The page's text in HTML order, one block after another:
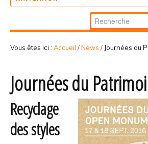
Chercher par
Recherche
avancée…
Vous êtes ici : Accueil /News / Journées du
Journées du
Recyclage
des styles